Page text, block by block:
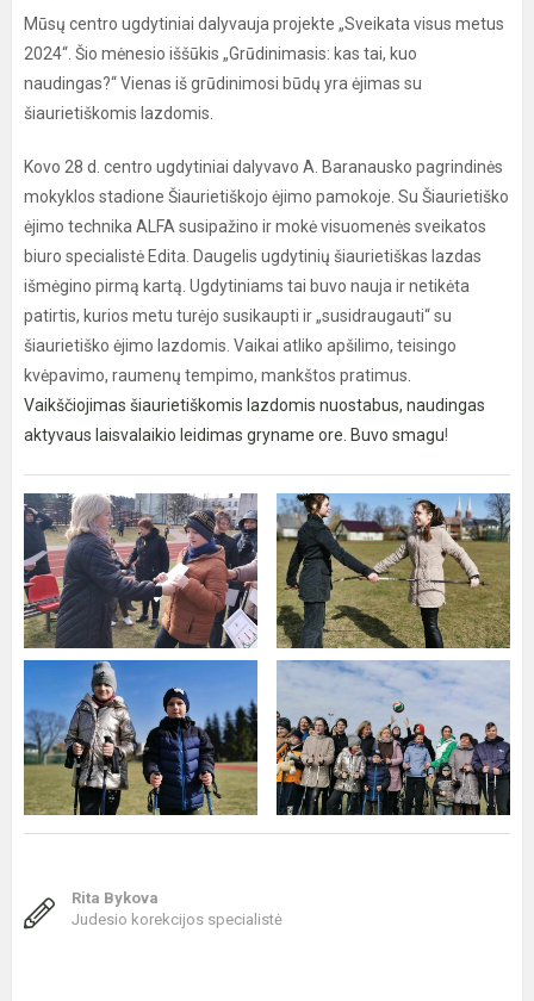
Mūsų centro ugdytiniai dalyvauja projekte „Sveikata visus metus
2024“. Šio mėnesio iššūkis „Grūdinimasis: kas tai, kuo
naudingas?“ Vienas iš grūdinimosi būdų yra ėjimas su
šiaurietiškomis lazdomis.
Kovo 28 d. centro ugdytiniai dalyvavo A. Baranausko pagrindinės
mokyklos stadione Šiaurietiškojo ėjimo pamokoje. Su Šiaurietiško
ėjimo technika ALFA susipažino ir mokė visuomenės sveikatos
biuro specialistė Edita. Daugelis ugdytinių šiaurietiškas lazdas
išmėgino pirmą kartą. Ugdytiniams tai buvo nauja ir netikėta
patirtis, kurios metu turėjo susikaupti ir „susidraugauti“ su
šiaurietiško ėjimo lazdomis. Vaikai atliko apšilimo, teisingo
kvėpavimo, raumenų tempimo, mankštos pratimus
Vaikščiojimas šiaurietiškomis lazdomis nuostabus, naudingas
aktyvaus laisvalaikio leidimas gryname ore. Buvo smagu!
Rita Bykova
Judesio korekcijos specialistė